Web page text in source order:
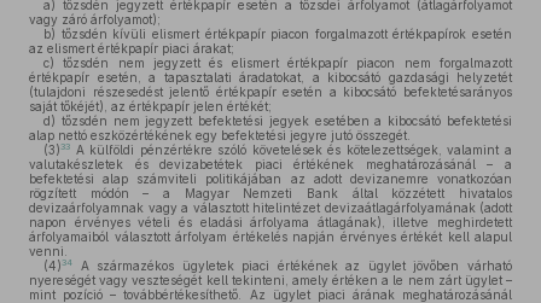
a) tőzsdén jegyzett értékpapír esetén a tőzsdei árfolyamot (átlagárfolyamot
vagy záró árfolyamot);
b) tőzsdén kívüli elismert értékpapír piacon forgalmazott értékpapírok esetén
az elismert értékpapír piaci árakat;
c) tőzsdén nem jegyzett és elismert értékpapír piacon nem forgalmazott
értékpapír esetén, a tapasztalati áradatokat, a kibocsátó gazdasági helyzetét
(tulajdoni részesedést jelentő értékpapír esetén a kibocsátó befektetésarányos
saját tőkéjét), az értékpapír jelen értékét;
d) tőzsdén nem jegyzett befektetési jegyek esetében a kibocsátó befektetési
alap nettó eszközértékének egy befektetési jegyre jutó összegét.
(3) 33 A külföldi pénzértékre szóló követelések és kötelezettségek, valamint a
valutakészletek és devizabetétek piaci értékének meghatározásánál – a
befektetési alap számviteli politikájában az adott devizanemre vonatkozóan
rögzített módón – a Magyar Nemzeti Bank által közzétett hivatalos
devizaárfolyamnak vagy a választott hitelintézet devizaátlagárfolyamának (adott
napon érvényes vételi és eladási árfolyama átlagának), illetve meghirdetett
árfolyamaiból választott árfolyam értékelés napján érvényes értékét kell alapul
venni.
(4) 34
A származékos ügyletek piaci értékének az ügylet jövőben várható
nyereségét vagy veszteségét kell tekinteni, amely értéken a le nem zárt ügylet –
mint pozíció – továbbértékesíthető. Az ügylet piaci árának meghatározásánál